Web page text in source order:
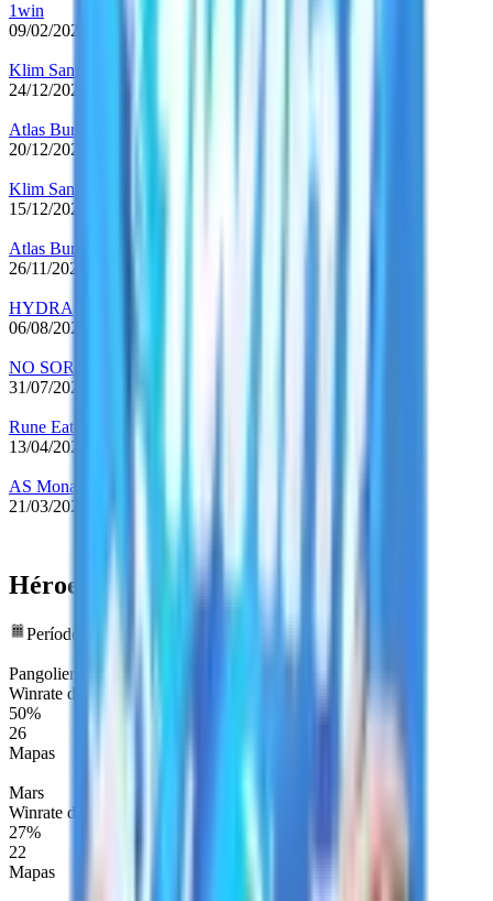
1win
09/02/2024
Klim Sani4
24/12/2023
Atlas Burden
20/12/2023
Klim Sani4
15/12/2023
Atlas Burden
26/11/2023
HYDRA
06/08/2023
NO SORRY
31/07/2022
Rune Eaters
13/04/2022
AS Monaco Gambit
21/03/2022
Héroes más jugados
Período de datos: últimos 12 meses
Pangolier
Winrate de Mapa
50%
26
Mapas
Mars
Winrate de Mapa
27%
22
Mapas